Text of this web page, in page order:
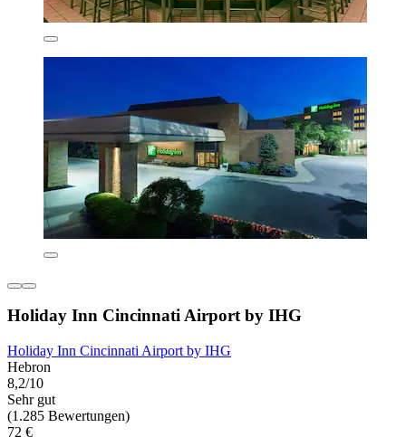
Holiday Inn Cincinnati Airport by IHG
Holiday Inn Cincinnati Airport by IHG
Hebron
8,2/10
Sehr gut
(1.285 Bewertungen)
72 €